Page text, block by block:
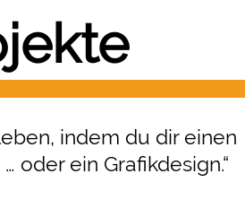
indem du dir einen
oder ein Grafikdesign.“